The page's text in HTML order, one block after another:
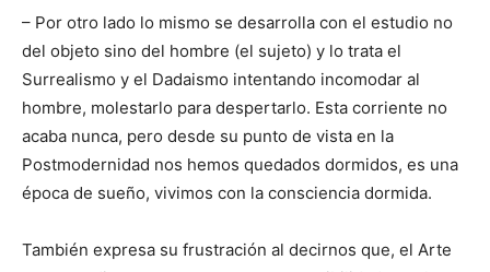
– Por otro lado lo mismo se desarrolla con el estudio no
del objeto sino del hombre (el sujeto) y lo trata el
Surrealismo y el Dadaismo intentando incomodar al
hombre, molestarlo para despertarlo. Esta corriente no
acaba nunca, pero desde su punto de vista en la
Postmodernidad nos hemos quedados dormidos, es una
época de sueño, vivimos con la consciencia dormida.
También expresa su frustración al decirnos que, el Arte